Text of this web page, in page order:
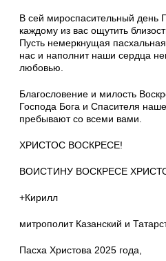
В сей мироспасительный день
каждому из вас ощутить
Пусть немеркнущая пасхальная
нас и наполнит наши сердца
любовью.
Благословение и милость
Господа Бога и Спасителя
пребывают со всеми вами.
ХРИСТОС ВОСКРЕСЕ!
ВОИСТИНУ ВОСКРЕСЕ
+Кирилл
митрополит Казанский и
Пасха Христова 2025 года,